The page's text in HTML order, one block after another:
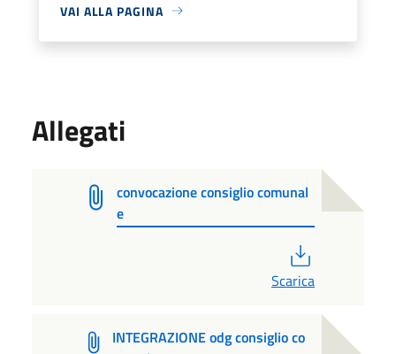
VAI ALLA PAGINA
Allegati
convocazione consiglio comunal
e
Scarica
INTEGRAZIONE odg consiglio co